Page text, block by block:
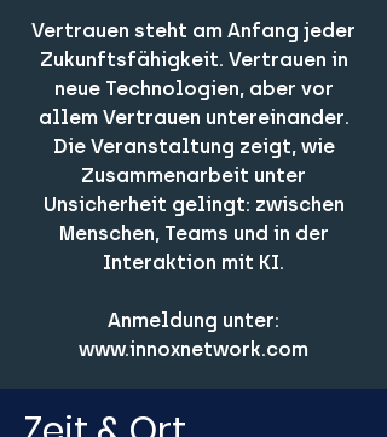
Vertrauen steht am Anfang jeder
Zukunftsfähigkeit. Vertrauen in
neue Technologien, aber vor
allem Vertrauen untereinander.
Die Veranstaltung zeigt, wie
Zusammenarbeit unter
Unsicherheit gelingt: zwischen
Menschen, Teams und in der
Interaktion mit KI.
Anmeldung unter: